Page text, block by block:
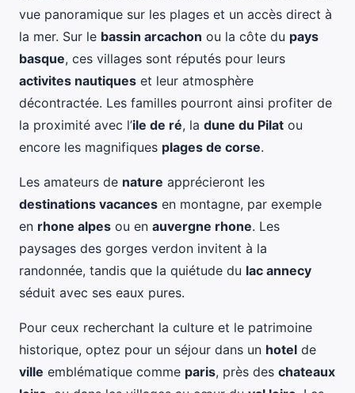
vue panoramique sur les plages et un accès direct à
la mer. Sur le bassin arcachon ou la côte du pays
basque, ces villages sont réputés pour leurs
activites nautiques et leur atmosphère
décontractée. Les familles pourront ainsi profiter de
la proximité avec l’ile de ré, la dune du Pilat ou
encore les magnifiques plages de corse.
Les amateurs de nature apprécieront les
destinations vacances en montagne, par exemple
en rhone alpes ou en auvergne rhone. Les
paysages des gorges verdon invitent à la
randonnée, tandis que la quiétude du lac annecy
séduit avec ses eaux pures.
Pour ceux recherchant la culture et le patrimoine
historique, optez pour un séjour dans un hotel de
ville emblématique comme paris, près des chateaux